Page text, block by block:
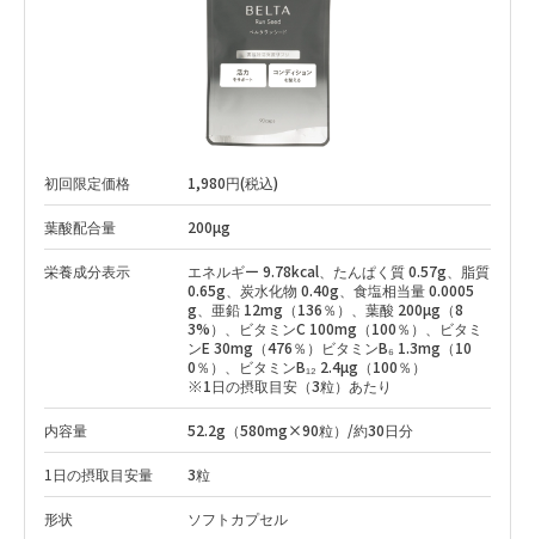
初回限定価格 1,980円(税込)
葉酸配合量 200µg
栄養成分表示
エネルギー 9.78kcal、たんぱく質 0.57g、脂質
0.65g、炭水化物 0.40g、食塩相当量 0.0005
g、亜鉛 12mg（136％）、葉酸 200µg（8
3%）、ビタミンC 100mg（100％）、ビタミ
ンE 30mg（476％）ビタミンB₆ 1.3mg（10
0％）、ビタミンB₁₂ 2.4µg（100％）
※1日の摂取目安（3粒）あたり
内容量 52.2g（580mg×90粒）/約30日分
1日の摂取目安量 3粒
形状 ソフトカプセル